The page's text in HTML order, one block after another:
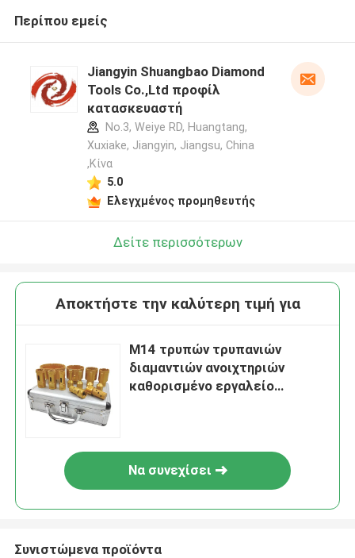
Περίπου εμείς
Jiangyin Shuangbao Diamond
Tools Co.,Ltd προφίλ
κατασκευαστή
No.3, Weiye RD, Huangtang,
Xuxiake, Jiangyin, Jiangsu, China
,Κίνα
5.0
Ελεγχμένος προμηθευτής
Δείτε περισσότερων
Αποκτήστε την καλύτερη τιμή για
M14 τρυπών τρυπανιών
διαμαντιών ανοιχτηριών
καθορισμένο εργαλείο
Να συνεχίσει
Συνιστώμενα προϊόντα